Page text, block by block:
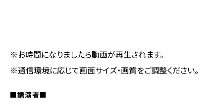
※お時間になりましたら動画が再生されます。
※通信環境に応じて画面サイズ・画質をご調整ください。
■講演者■